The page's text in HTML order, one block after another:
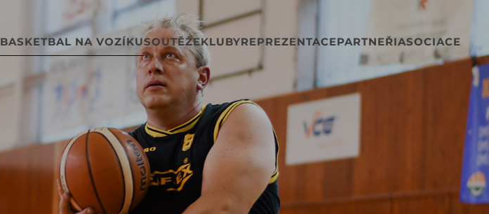
BASKETBAL NA VOZÍKUSOUTĚŽEKLUBYREPREZENTACEPARTNEŘIASOCIACE